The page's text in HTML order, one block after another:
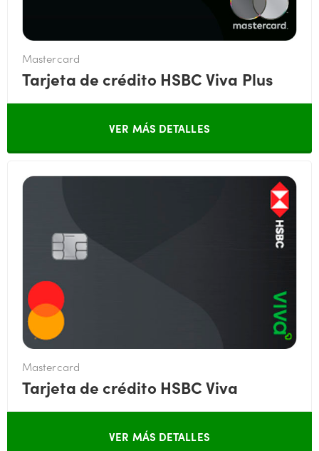
Mastercard
Tarjeta de crédito HSBC Viva Plus
VER MÁS DETALLES
Mastercard
Tarjeta de crédito HSBC Viva
VER MÁS DETALLES